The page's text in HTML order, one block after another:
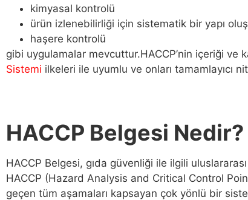
kimyasal kontrolü
ürün izlenebilirliği için sistematik bir yapı
haşere kontrolü
gibi uygulamalar mevcuttur.HACCP’nin içeriği ve
Sistemi ilkeleri ile uyumlu ve onları tamamlayıcı
HACCP Belgesi Nedir?
HACCP Belgesi, gıda güvenliği ile ilgili
HACCP (Hazard Analysis and Critical Control
geçen tüm aşamaları kapsayan çok yönlü bir